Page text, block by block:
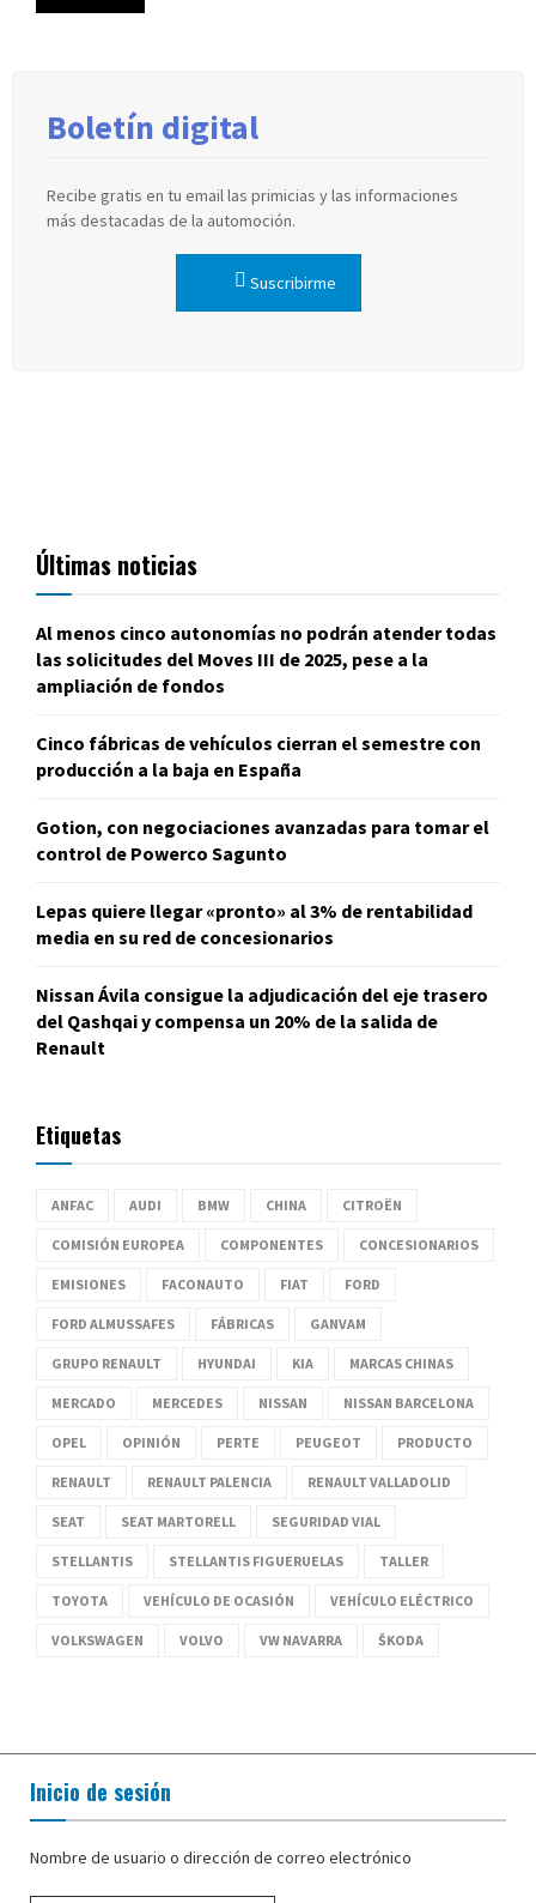
Boletín digital
Recibe gratis en tu email las primicias y las informaciones
más destacadas de la automoción.
Suscribirme
Últimas noticias
Al menos cinco autonomías no podrán atender todas
las solicitudes del Moves III de 2025, pese a la
ampliación de fondos
Cinco fábricas de vehículos cierran el semestre con
producción a la baja en España
Gotion, con negociaciones avanzadas para tomar el
control de Powerco Sagunto
Lepas quiere llegar «pronto» al 3% de rentabilidad
media en su red de concesionarios
Nissan Ávila consigue la adjudicación del eje trasero
del Qashqai y compensa un 20% de la salida de
Renault
Etiquetas
ANFAC AUDI BMW CHINA CITROËN
COMISIÓN EUROPEA COMPONENTES CONCESIONARIOS
EMISIONES FACONAUTO FIAT FORD
FORD ALMUSSAFES FÁBRICAS GANVAM
GRUPO RENAULT HYUNDAI KIA MARCAS CHINAS
MERCADO MERCEDES NISSAN NISSAN BARCELONA
OPEL OPINIÓN PERTE PEUGEOT PRODUCTO
RENAULT RENAULT PALENCIA RENAULT VALLADOLID
SEAT SEAT MARTORELL SEGURIDAD VIAL
STELLANTIS STELLANTIS FIGUERUELAS TALLER
TOYOTA VEHÍCULO DE OCASIÓN VEHÍCULO ELÉCTRICO
VOLKSWAGEN VOLVO VW NAVARRA ŠKODA
Inicio de sesión
Nombre de usuario o dirección de correo electrónico